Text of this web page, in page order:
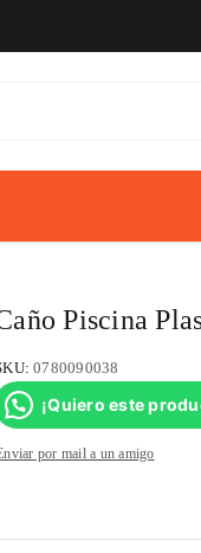
Piscina
0780090038
¡Quiero este
por mail a un amigo